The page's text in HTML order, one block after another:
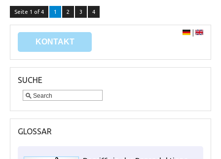
Seite 1 of 4 1 2 3 4
|
KONTAKT
SUCHE
GLOSSAR